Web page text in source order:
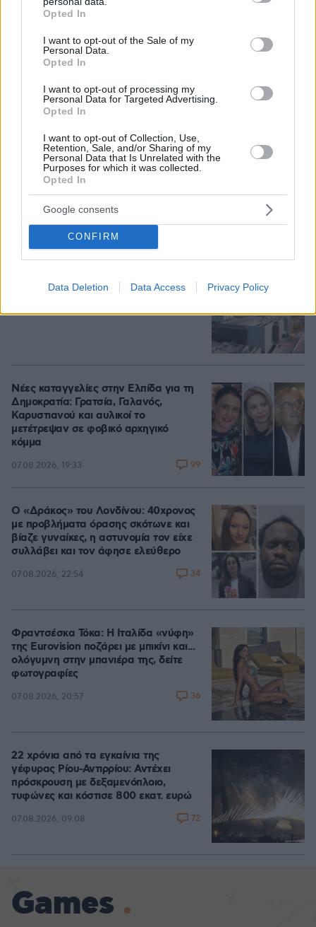
grant or deny consent to Google and its third-party tags to
use your data for below specified purposes in below Google
consent section.
Opted In
I want to opt-out of the Sale of my
Personal Data.
Opted In
I want to opt-out of processing my
Personal Data for Targeted Advertising.
Opted In
I want to opt-out of Collection, Use,
Retention, Sale, and/or Sharing of my
Personal Data that Is Unrelated with the
Purposes for which it was collected.
Opted In
Google consents
CONFIRM
Data Deletion Data Access Privacy Policy
Η Λίλα Μπακλέση έφερε στον κόσμο το πρώτο
της παιδί, δείτε την ανάρτηση του συντρόφου της
περί... λαού και εξουσίας
07.08.2026, 22:23
Βάλθηκε να τρελάνει κόσμο ο Καντέρ:
Ο Τούρκος πρώην σέντερ του NBA
δηλώνει ότι πληροί τα κριτήρια...
συμπερίληψης και δηλώνει υποψήφιος
να παίξει στο WNBA
€50 δισ. την ερχόμενη δεκαετία
Νέες καταγγελίες στην Ελπίδα για τη
Δημοκρατία: Γρατσία, Γαλανός,
Καρυστιανού και αυλικοί το
μετέτρεψαν σε φοβικό αρχηγικό
κόμμα
07.08.2026, 19:33 99
Ο «Δράκος» του Λονδίνου: 40χρονος
με προβλήματα όρασης σκότωνε και
βίαζε γυναίκες, η αστυνομία τον είχε
συλλάβει και τον άφησε ελεύθερο
07.08.2026, 22:54 34
Φραντσέσκα Τόκα: Η Ιταλίδα «νύφη»
της Eurovision ποζάρει με μπικίνι και...
ολόγυμνη στην μπανιέρα της, δείτε
φωτογραφίες
07.08.2026, 20:57 36
22 χρόνια από τα εγκαίνια της
γέφυρας Ρίου-Αντιρρίου: Αντέχει
πρόσκρουση με δεξαμενόπλοιο,
τυφώνες και κόστισε 800 εκατ. ευρώ
07.08.2026, 09:08 72
Games